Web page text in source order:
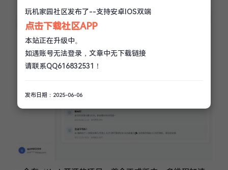
玩机家园社区发布了--支持安卓IOS双端
点击下载社区APP
本站正在升级中。
如遇账号无法登录，文章中无下载链接
请联系QQ616832531！
发布日期：2025-06-06